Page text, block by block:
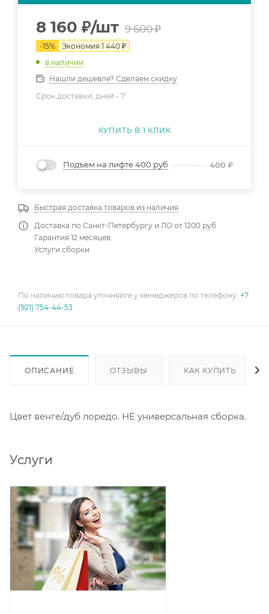
8 160 ₽/шт 9 600₽
-15% Экономия 1 440 ₽
в наличии
Нашли дешевле? Сделаем скидку
Срок доставки, дней - 7
КУПИТЬ В 1 КЛИК
Подъем на лифте 400 руб 400 ₽
Быстрая доставка товаров из наличия
Доставка по Санкт-Петербургу и ЛО от 1200 руб
Гарантия 12 месяцев.
Услуги сборки
По наличию товара уточняйте у менеджеров по телефону: +7
(921) 754-44-53
ОПИСАНИЕ ОТЗЫВЫ КАК КУПИТЬ
Цвет венге/дуб лоредо. НЕ универсальная сборка.
Услуги